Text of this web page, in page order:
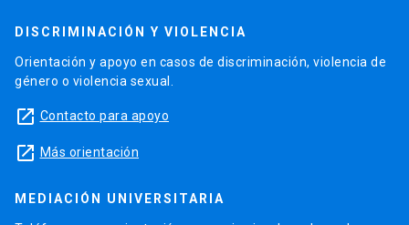
DISCRIMINACIÓN Y VIOLENCIA
Orientación y apoyo en casos de discriminación, violencia de
género o violencia sexual.
launch Contacto para apoyo
launch Más orientación
MEDIACIÓN UNIVERSITARIA